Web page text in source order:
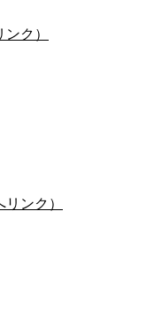
ク）
リンク）